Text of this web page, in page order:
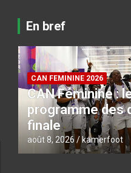
En bref
LE MBOA
Mercato : Dina
à Schalke 04
saisons
août 7, 2026 kamerfoot